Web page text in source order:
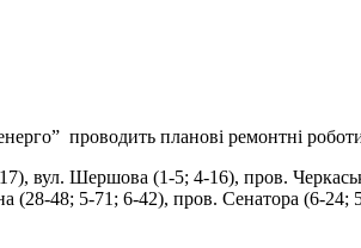
проводить планові ремонтні
вул. Шершова (1-5; 4-16), пров.
(28-48; 5-71; 6-42), пров. Сенатора (6-